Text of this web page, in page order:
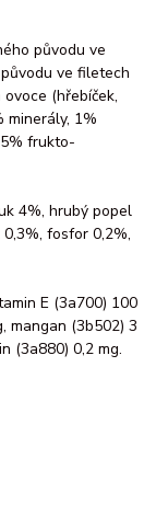
původu ve
ve filetech
(hřebíček,
minerály, 1%
frukto-
4%, hrubý popel
fosfor 0,2%,
E (3a700) 100
mangan (3b502) 3
(3a880) 0,2 mg.